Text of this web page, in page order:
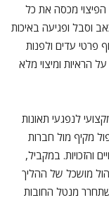
מכסה את כל
וסבל ופגיעה באיכות
פרטי עדים ולפנות
הראיות ומיצוי מלא
לנפגעי תאונות
מקיף מול חברות
והזכויות. במקביל,
מושכל של ההליך
מנטל החובות